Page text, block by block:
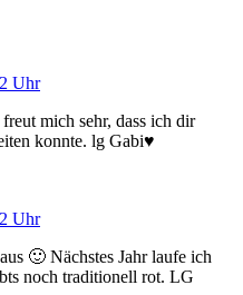
Uhr
mich sehr, dass ich dir
konnte. lg Gabi♥
Uhr
🙂 Nächstes Jahr laufe ich
noch traditionell rot. LG